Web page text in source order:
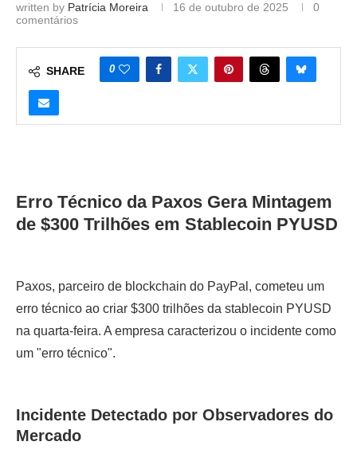
written by Patrícia Moreira 16 de outubro de 2025
0
comentários
SHARE 0
Erro Técnico da Paxos Gera Mintagem
de $300 Trilhões em Stablecoin PYUSD
Paxos, parceiro de blockchain do PayPal, cometeu um
erro técnico ao criar $300 trilhões da stablecoin PYUSD
na quarta-feira. A empresa caracterizou o incidente como
um "erro técnico".
Incidente Detectado por Observadores do
Mercado